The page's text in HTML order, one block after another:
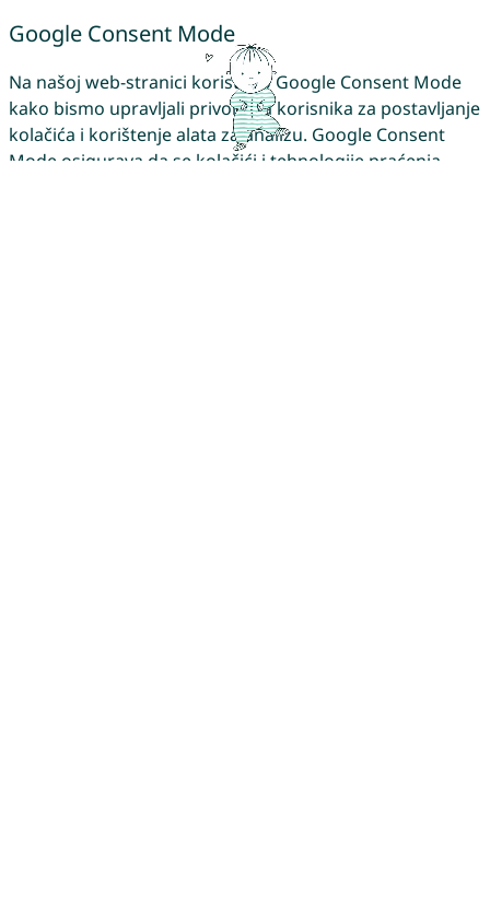
Google Consent Mode
Na našoj web-stranici koristimo Google Consent Mode
kako bismo upravljali privolama korisnika za postavljanje
kolačića i korištenje alata za analizu. Google Consent
Mode osigurava da se kolačići i tehnologije praćenja